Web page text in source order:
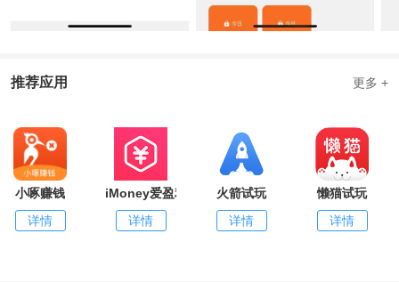
推荐应用 更多 +
小啄赚钱
详情
iMoney爱盈利
详情
火箭试玩
详情
懒猫试玩
详情